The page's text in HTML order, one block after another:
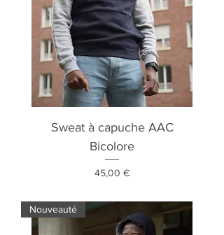
Sweat à capuche AAC
Bicolore
Prix
45,00 €
Nouveauté